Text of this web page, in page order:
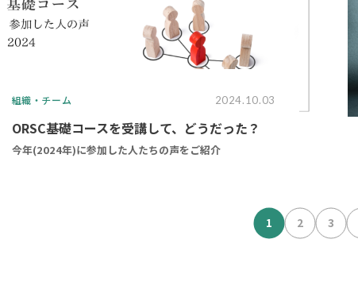
組織・チーム 2024.10.03
ORSC基礎コースを受講して、どうだった？
今年(2024年)に参加した人たちの声をご紹介
1 2 3